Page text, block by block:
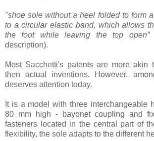
"shoe sole without a heel folded to form
to a circular elastic band, which allows
the foot while leaving the top open”
description).
Most Sacchetti's patents are more akin
then actual inventions. However,
deserves attention today.
It is a model with three interchangeable
80 mm high - bayonet coupling and
fasteners located in the central part of
flexibility, the sole adapts to the different